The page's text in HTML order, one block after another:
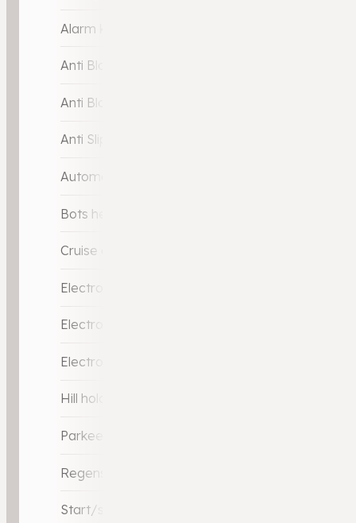
Alarm klasse 3
Anti Blokkeer Systeem
Anti Blokkeer Systeem (ABS)
Anti Slip Control
Automatisch Sper Differentieel
Bots herkenning en activatie
Cruise control
Electronic Brake Distribution
Electronic Stability Program
Electronic Stability Program (ESP)
Hill hold-functie
Parkeersensor voor en achter
Regensensor
Start/stop systeem